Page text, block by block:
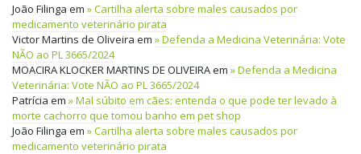
João Filinga em
Cartilha alerta sobre males causados por
medicamento veterinário pirata
Victor Martins de Oliveira em
Defenda a Medicina Veterinária: Vote
NÃO ao PL 3665/2024
MOACIRA KLOCKER MARTINS DE OLIVEIRAem
Defenda a Medicina
Veterinária: Vote NÃO ao PL 3665/2024
Patrícia em
Mal súbito em cães: entenda o que pode ter levado à
morte cachorro que tomou banho em pet shop
João Filinga em
Cartilha alerta sobre males causados por
medicamento veterinário pirata